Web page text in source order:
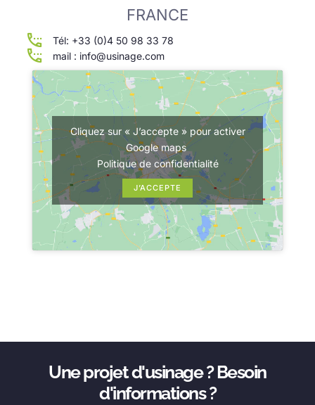
FRANCE
Tél: +33 (0)4 50 98 33 78
mail : info@usinage.com
Cliquez sur « J’accepte » pour activer
Google maps
Politique de confidentialité
J’ACCEPTE
Une projet d'usinage ? Besoin
d'informations ?